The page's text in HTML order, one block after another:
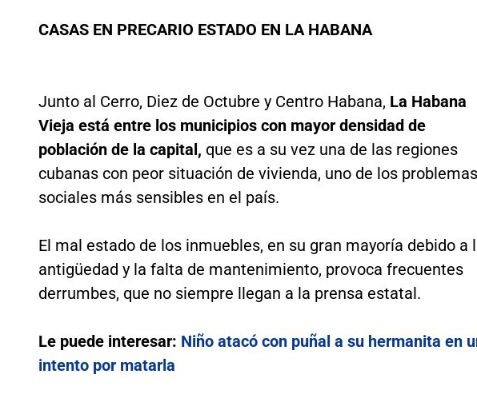
CASAS EN PRECARIO ESTADO EN LA HABANA
Junto al Cerro, Diez de Octubre y Centro Habana, La Habana
Vieja está entre los municipios con mayor densidad de
población de la capital, que es a su vez una de las regiones
cubanas con peor situación de vivienda, uno de los problemas
sociales más sensibles en el país.
El mal estado de los inmuebles, en su gran mayoría debido a
antigüedad y la falta de mantenimiento, provoca frecuentes
derrumbes, que no siempre llegan a la prensa estatal.
Le puede interesar: Niño atacó con puñal a su hermanita en
intento por matarla